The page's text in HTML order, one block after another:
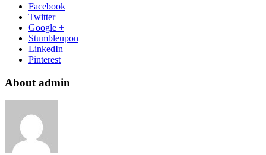
Facebook
Twitter
Google +
Stumbleupon
LinkedIn
Pinterest
About admin